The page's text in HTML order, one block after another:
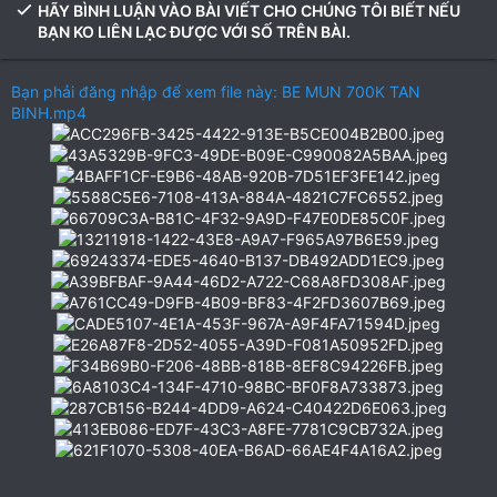
HÃY BÌNH LUẬN VÀO BÀI VIẾT CHO CHÚNG TÔI BIẾT NẾU
BẠN KO LIÊN LẠC ĐƯỢC VỚI SỐ TRÊN BÀI.
Bạn phải đăng nhập để xem file này: BE MUN 700K TAN
BINH.mp4